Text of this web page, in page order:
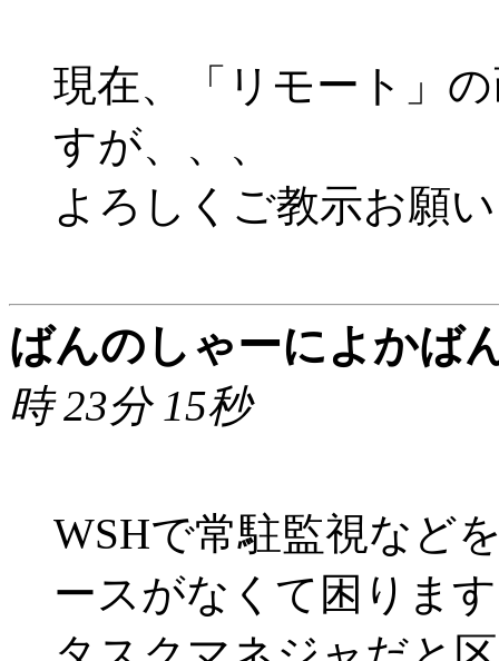
現在、「リモート」
すが、、、
よろしくご教示お願
ばんのしゃーによかば
時 23分 15秒
WSHで常駐監視など
ースがなくて困りま